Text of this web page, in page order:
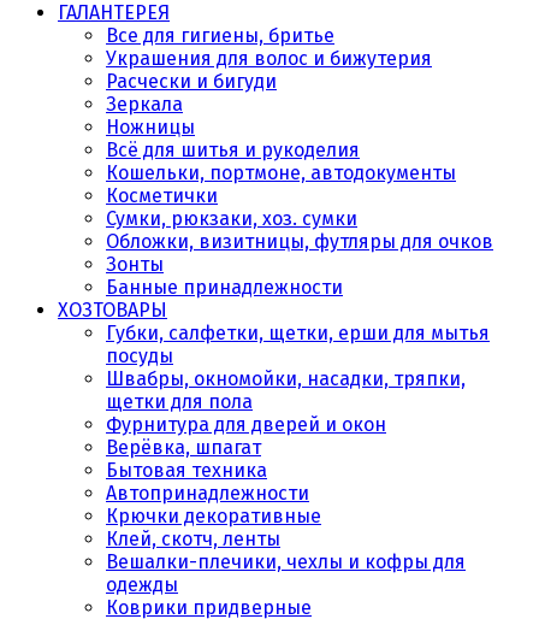
ГАЛАНТЕРЕЯ
Все для гигиены, бритье
Украшения для волос и бижутерия
Расчески и бигуди
Зеркала
Ножницы
Всё для шитья и рукоделия
Кошельки, портмоне, автодокументы
Косметички
Сумки, рюкзаки, хоз. сумки
Обложки, визитницы, футляры для очков
Зонты
Банные принадлежности
ХОЗТОВАРЫ
Губки, салфетки, щетки, ерши для мытья
посуды
Швабры, окномойки, насадки, тряпки,
щетки для пола
Фурнитура для дверей и окон
Верёвка, шпагат
Бытовая техника
Автопринадлежности
Крючки декоративные
Клей, скотч, ленты
Вешалки-плечики, чехлы и кофры для
одежды
Коврики придверные